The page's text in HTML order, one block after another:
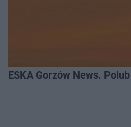
ESKA Gorzów News.